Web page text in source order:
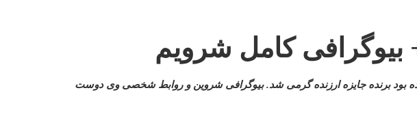
کامل شرویم
بود برنده جایزه ارزنده گرمی شد. بیوگرافی شروین و روابط شخصی وی دوست